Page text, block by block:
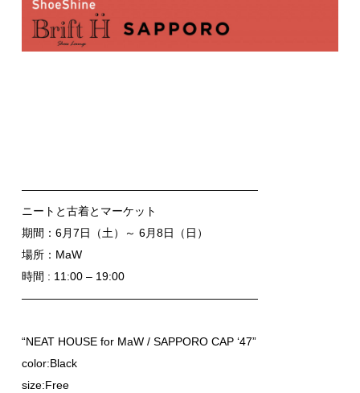
—————————————————————
ニートと古着とマーケット
期間：6月7日（土）～ 6月8日（日）
場所：MaW
時間 : 11:00 – 19:00
—————————————————————
“NEAT HOUSE for MaW / SAPPORO CAP ‘47”
color:Black
size:Free